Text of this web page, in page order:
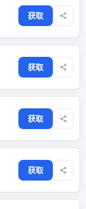
获取
获取
获取
获取